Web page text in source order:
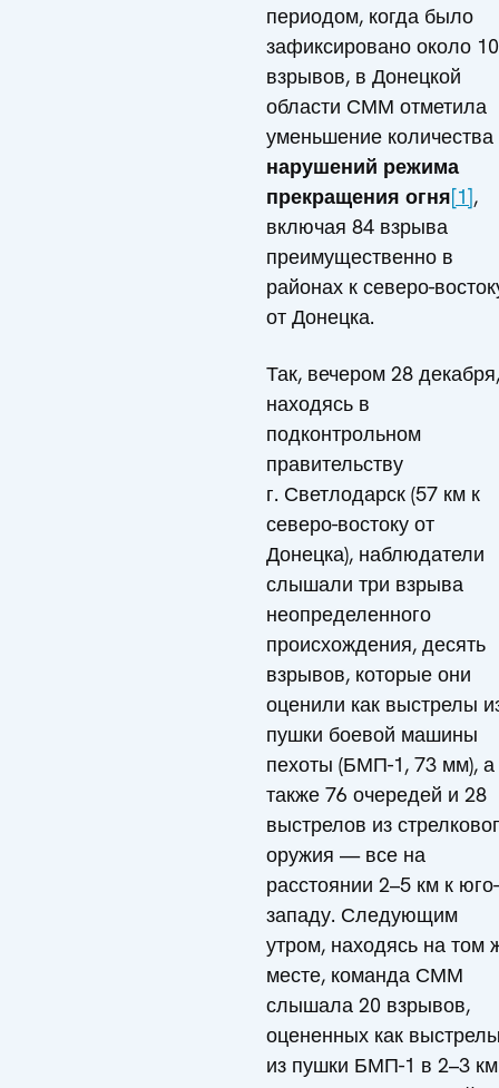
периодом, когда было
зафиксировано около
взрывов, в Донецкой
области СММ отметила
уменьшение количества
нарушений режима
прекращения огня[1],
включая 84 взрыва
преимущественно в
районах к северо-
от Донецка.
Так, вечером 28 декабря,
находясь в
подконтрольном
правительству
г. Светлодарск (57 км к
северо-востоку от
Донецка), наблюдатели
слышали три взрыва
неопределенного
происхождения, десять
взрывов, которые они
оценили как выстрелы
пушки боевой машины
пехоты (БМП-1, 73 мм), а
также 76 очередей и 28
выстрелов из
оружия — все на
расстоянии 2–5 км к юго-
западу. Следующим
утром, находясь на том
месте, команда СММ
слышала 20 взрывов,
оцененных как
из пушки БМП-1 в 2–3